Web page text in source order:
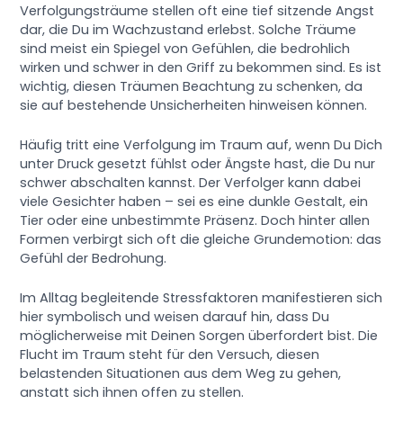
Verfolgungsträume stellen oft eine tief sitzende Angst
dar, die Du im Wachzustand erlebst. Solche Träume
sind meist ein Spiegel von Gefühlen, die bedrohlich
wirken und schwer in den Griff zu bekommen sind. Es ist
wichtig, diesen Träumen Beachtung zu schenken, da
sie auf bestehende Unsicherheiten hinweisen können.
Häufig tritt eine Verfolgung im Traum auf, wenn Du Dich
unter Druck gesetzt fühlst oder Ängste hast, die Du nur
schwer abschalten kannst. Der Verfolger kann dabei
viele Gesichter haben – sei es eine dunkle Gestalt, ein
Tier oder eine unbestimmte Präsenz. Doch hinter allen
Formen verbirgt sich oft die gleiche Grundemotion: das
Gefühl der Bedrohung.
Im Alltag begleitende Stressfaktoren manifestieren sich
hier symbolisch und weisen darauf hin, dass Du
möglicherweise mit Deinen Sorgen überfordert bist. Die
Flucht im Traum steht für den Versuch, diesen
belastenden Situationen aus dem Weg zu gehen,
anstatt sich ihnen offen zu stellen.